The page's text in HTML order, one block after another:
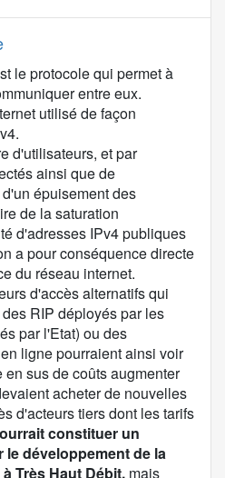
le protocole qui permet à
entre eux.
utilisé de façon
.
d'utilisateurs, et par
ainsi que de
épuisement des
de la saturation
d'adresses IPv4 publiques
a pour conséquence directe
du réseau internet.
d'accès alternatifs qui
RIP déployés par les
par l'Etat) ou des
ligne pourraient ainsi voir
sus de coûts augmenter
acheter de nouvelles
d'acteurs tiers dont les tarifs
constituer un
développement de la
Très Haut Débit, mais